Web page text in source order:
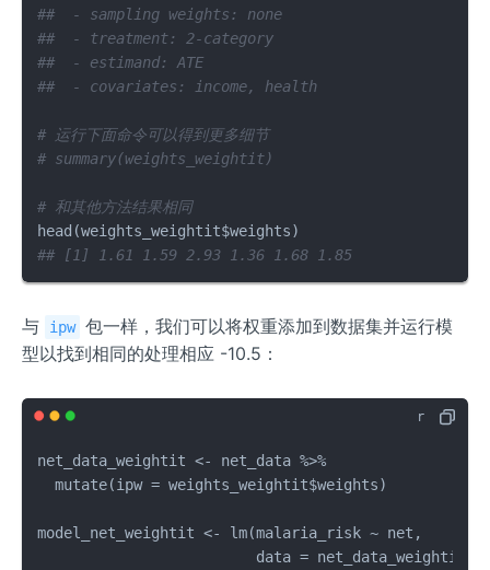
##  - sampling weights: none
##  - treatment: 2-category
##  - estimand: ATE
##  - covariates: income, health
# 运行下面命令可以得到更多细节
# summary(weights_weightit)
# 和其他方法结果相同
head (weights_weightit$weights)
## [1] 1.61 1.59 2.93 1.36 1.68 1.85
与 ipw 包一样，我们可以将权重添加到数据集并运行模
型以找到相同的处理相应 -10.5：
net_data_weightit <- net_data %>%
  mutate
(ipw = weights_weightit$weights)
model_net_weightit <- lm(malaria_risk ~ net ,
                         data
= net_data_weightit